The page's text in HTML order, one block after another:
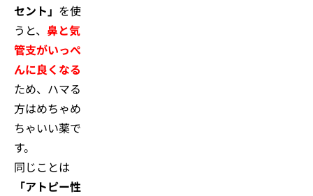
セント」 を使
うと、 鼻と気
管支がいっぺ
んに良くなる
ため、ハマる
方はめちゃめ
ちゃいい薬で
す。
同じことは
「アトピー性